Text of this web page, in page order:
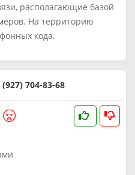
располагающие базой
На территорию
кода.
704-83-68